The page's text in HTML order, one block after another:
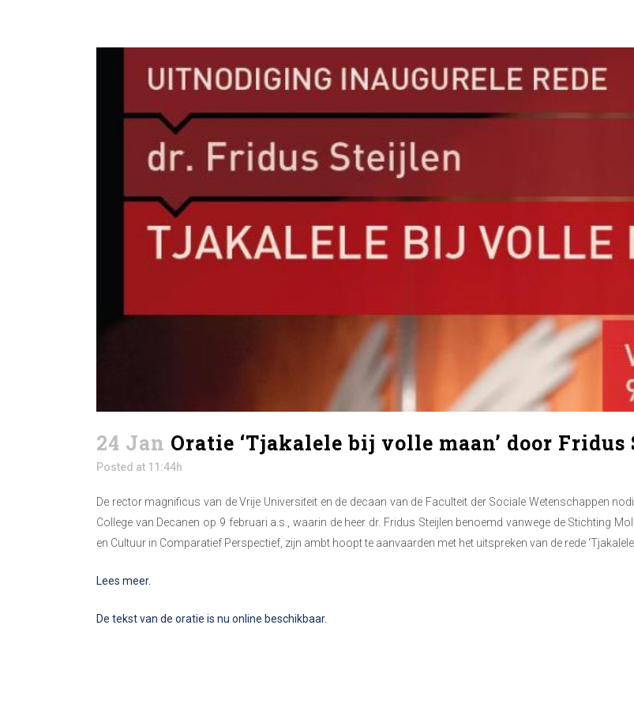
24 Jan Oratie ‘Tjakalele bij volle maan’ door
Posted at 11:44h
De rector magnificus van de Vrije Universiteit en de decaan van de Faculteit der Sociale Wetenschappen
College van Decanen op 9 februari a.s., waarin de heer dr. Fridus Steijlen benoemd vanwege de Stichting
en Cultuur in Comparatief Perspectief, zijn ambt hoopt te aanvaarden met het uitspreken van de rede ‘Tjakalele
Lees meer.
De tekst van de oratie is nu online beschikbaar.